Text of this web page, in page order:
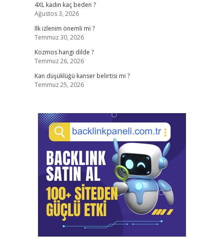
4XL kadın kaç beden ?
Ağustos 3, 2026
Ilk izlenim önemli mi ?
Temmuz 30, 2026
Kozmos hangi dilde ?
Temmuz 26, 2026
Kan düşüklüğü kanser belirtisi mi ?
Temmuz 25, 2026